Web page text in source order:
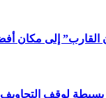
إلى مكان
بسيطة لوقف